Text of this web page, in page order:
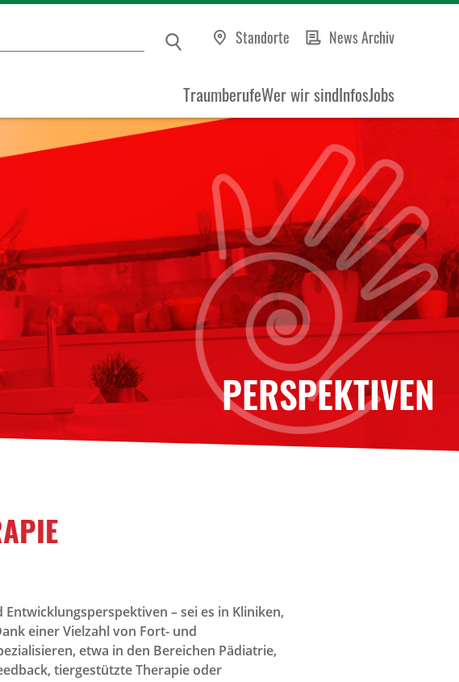
Standorte News Archiv
TraumberufeWer wir sindInfosJobs
PERSPEKTIVEN
– sei es in Kliniken,
einer Vielzahl von Fort- und
etwa in den Bereichen Pädiatrie,
tiergestützte Therapie oder